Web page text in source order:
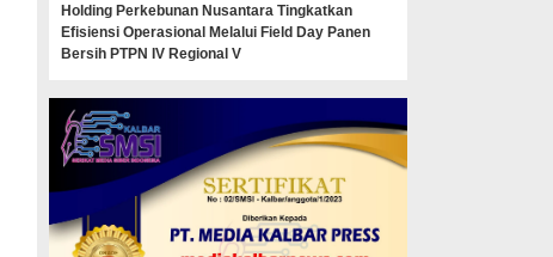
Holding Perkebunan Nusantara Tingkatkan
Efisiensi Operasional Melalui Field Day Panen
Bersih PTPN IV Regional V